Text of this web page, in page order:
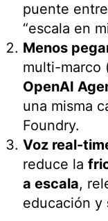
puente
“escala en
Menos
multi-marco
OpenAI
una misma
Foundry.
Voz real-
reduce la
a escala,
educación y